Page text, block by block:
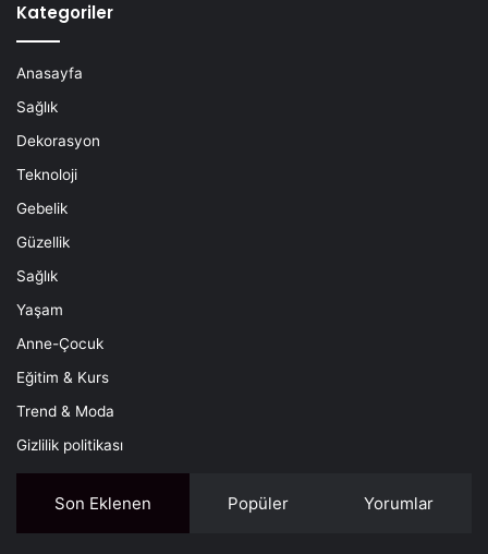
Kategoriler
Anasayfa
Sağlık
Dekorasyon
Teknoloji
Gebelik
Güzellik
Sağlık
Yaşam
Anne-Çocuk
Eğitim & Kurs
Trend & Moda
Gizlilik politikası
Son Eklenen Popüler Yorumlar